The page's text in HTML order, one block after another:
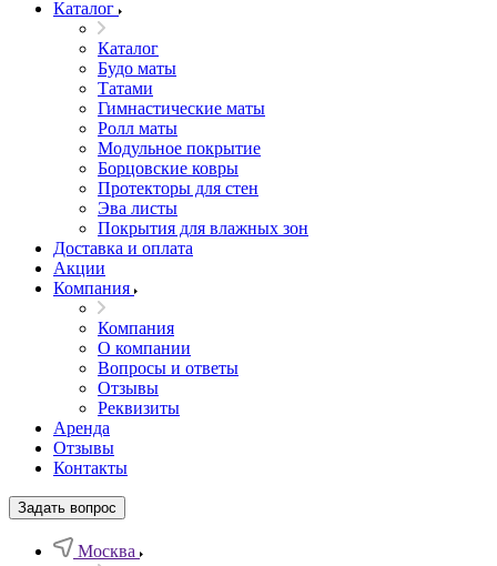
Каталог
Каталог
Будо маты
Татами
Гимнастические маты
Ролл маты
Модульное покрытие
Борцовские ковры
Протекторы для стен
Эва листы
Покрытия для влажных зон
Доставка и оплата
Акции
Компания
Компания
О компании
Вопросы и ответы
Отзывы
Реквизиты
Аренда
Отзывы
Контакты
Задать вопрос
Москва